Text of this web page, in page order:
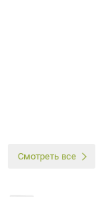
Смотреть все